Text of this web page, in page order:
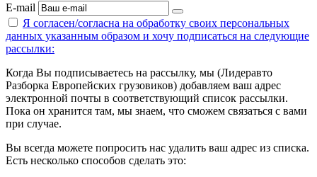
E-mail
Я согласен/согласна на обработку своих персональных
данных указанным образом и хочу подписаться на следующие
рассылки:
Когда Вы подписываетесь на рассылку, мы (Лидеравто
Разборка Европейских грузовиков) добавляем ваш адрес
электронной почты в соответствующий список рассылки.
Пока он хранится там, мы знаем, что сможем связаться с вами
при случае.
Вы всегда можете попросить нас удалить ваш адрес из списка.
Есть несколько способов сделать это: